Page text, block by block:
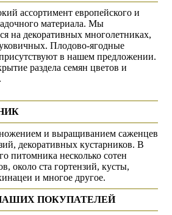
ассортимент европейского и
материала. Мы
на декоративных многолетниках,
Плодово-ягодные
в нашем предложении.
раздела семян цветов и
и выращиванием саженцев
декоративных кустарников. В
питомника несколько сотен
около ста гортензий, кусты,
и многое другое.
ПОКУПАТЕЛЕЙ